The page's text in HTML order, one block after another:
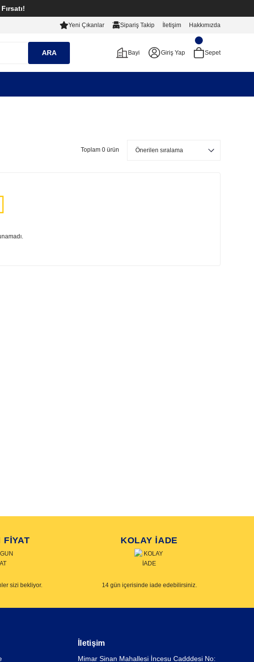
Yeni Çıkanlar Sipariş Takip İletişim Hakkımızda
ARA Bayi Giriş Yap Sepet
Toplam 0 ürün
FİYAT
sizi bekliyor.
KOLAY İADE
14 gün içerisinde iade edebilirsiniz.
İletişim
Mimar Sinan Mahallesi İncesu Cadddesi No: